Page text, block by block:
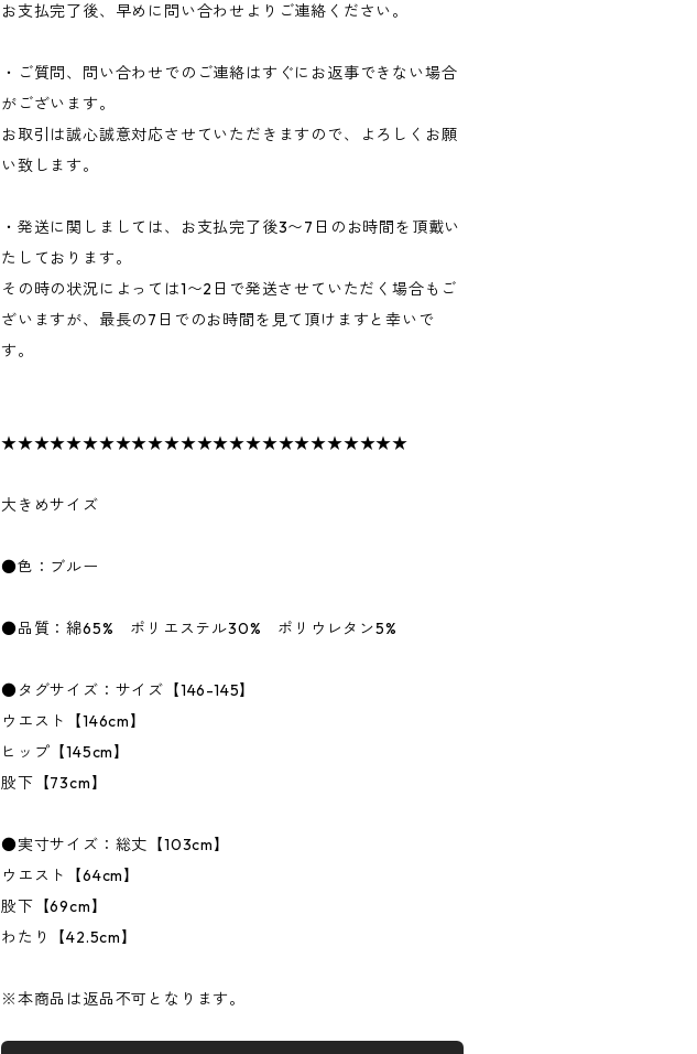
お支払完了後、早めに問い合わせよりご連絡ください。
・ご質問、問い合わせでのご連絡はすぐにお返事できない場合
がございます。
お取引は誠心誠意対応させていただきますので、よろしくお願
い致します。
・発送に関しましては、お支払完了後3〜7日のお時間を頂戴い
たしております。
その時の状況によっては1〜2日で発送させていただく場合もご
ざいますが、最長の7日でのお時間を見て頂けますと幸いで
す。
★★★★★★★★★★★★★★★★★★★★★★★★★
大きめサイズ
●色：ブルー
●品質：綿65% ポリエステル30% ポリウレタン5%
●タグサイズ：サイズ【146-145】
ウエスト【146cm】
ヒップ【145cm】
股下【73cm】
●実寸サイズ：総丈【103cm】
ウエスト【64cm】
股下【69cm】
わたり【42.5cm】
※本商品は返品不可となります。